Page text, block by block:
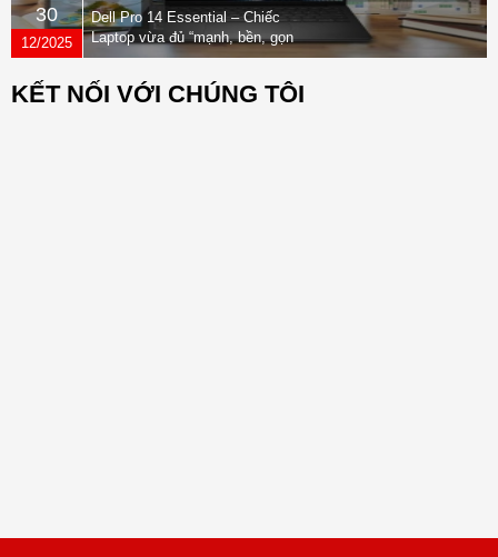
30
12/2025
Dell Pro 14 Essential – Chiếc
Laptop vừa đủ “mạnh, bền, gọn
nhẹ” dành cho dân văn phòng
KẾT NỐI VỚI CHÚNG TÔI